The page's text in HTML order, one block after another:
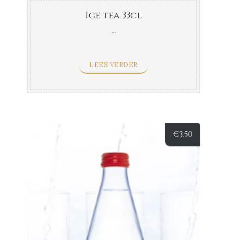
Ice tea 33cl
...
LEES VERDER
€3,50